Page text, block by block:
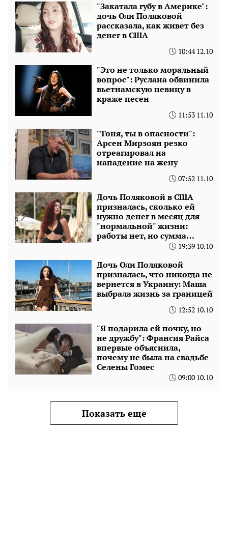
"Закатала губу в Америке":
дочь Оли Поляковой
рассказала, как живет без
денег в США
10:44 12.10
"Это не только моральный
вопрос": Руслана обвинила
вьетнамскую певицу в
краже песен
11:53 11.10
"Тоня, ты в опасности":
Арсен Мирзоян резко
отреагировал на
нападение на жену
07:52 11.10
Дочь Поляковой в США
призналась, сколько ей
нужно денег в месяц для
"нормальной" жизни:
работы нет, но сумма…
19:39 10.10
Дочь Оли Поляковой
призналась, что никогда не
вернется в Украину: Маша
выбрала жизнь за границей
12:52 10.10
"Я подарила ей почку, но
не дружбу": Франсия Райса
впервые объяснила,
почему не была на свадьбе
Селены Гомес
09:00 10.10
Показать еще